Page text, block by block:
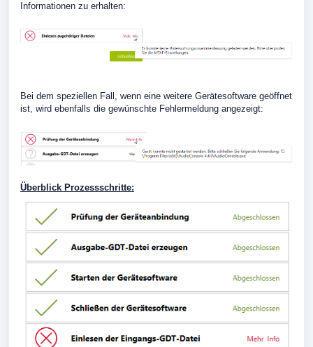
Informationen zu erhalten:
Bei dem speziellen Fall, wenn eine weitere Gerätesoftware geöffnet
ist, wird ebenfalls die gewünschte Fehlermeldung angezeigt:
Überblick Prozessschritte: